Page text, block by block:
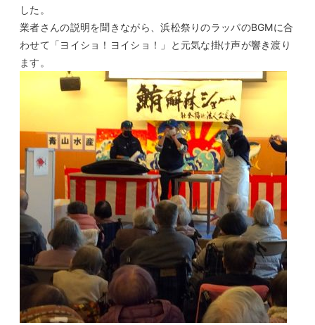
した。
業者さんの説明を聞きながら、浜松祭りのラッパのBGMに合
わせて「ヨイショ！ヨイショ！」と元気な掛け声が響き渡り
ます。